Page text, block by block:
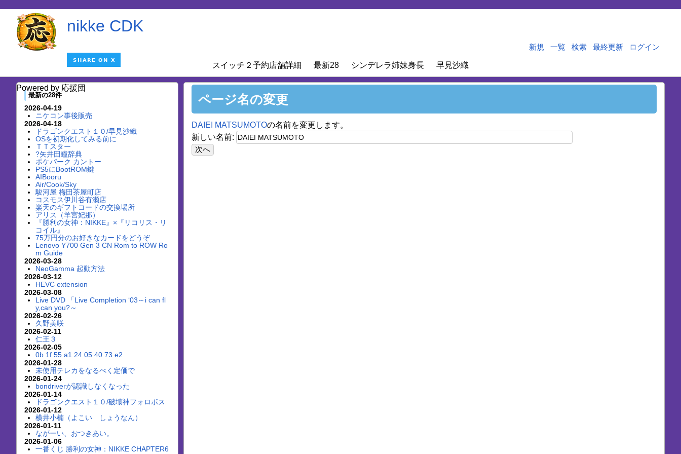
nikke CDK
Powered by 応援団
新規 一覧 検索 最終更新 ログイン
スイッチ２予約店舗詳細 最新28 シンデレラ姉妹身長 早見沙織
ページ名の変更
DAIEI MATSUMOTOの名前を変更します。
新しい名前:
最新の28件
2026-04-19
ニケコン事後販売
2026-04-18
ドラゴンクエスト１０/早見沙織
OSを初期化してみる前に
ＴＴスター
?矢井田瞳辞典
ポケパーク カントー
PS5にBootROM鍵
AIBooru
Air/Cook/Sky
駿河屋 梅田茶屋町店
コスモス伊川谷有瀬店
楽天のギフトコードの交換場所
アリス（羊宮妃那）
『勝利の女神：NIKKE』×『リコリス・リ
コイル』
75万円分のお好きなカードをどうぞ
Lenovo Y700 Gen 3 CN Rom to ROW Ro
m Guide
2026-03-28
NeoGamma 起動方法
2026-03-12
HEVC extension
2026-03-08
Live DVD 「Live Completion ‘03～i can fl
y,can you?～
2026-02-26
久野美咲
2026-02-11
仁王３
2026-02-05
0b 1f 55 a1 24 05 40 73 e2
2026-01-28
未使用テレカをなるべく定価で
2026-01-24
bondriverが認識しなくなった
2026-01-14
ドラゴンクエスト１０/破壊神フォロボス
2026-01-12
横井小楠（よこい しょうなん）
2026-01-11
ながーい、おつきあい。
2026-01-06
一番くじ 勝利の女神：NIKKE CHAPTER6